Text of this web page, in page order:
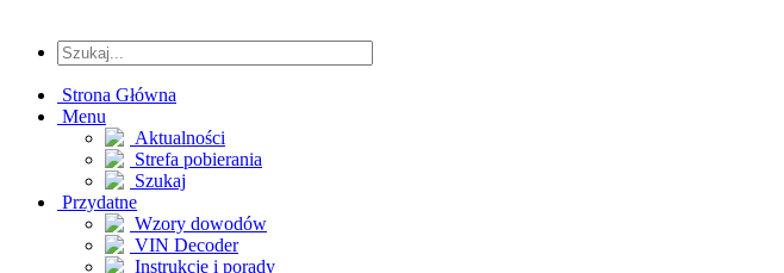
Strona Główna
Menu
Aktualności
Strefa pobierania
Szukaj
Przydatne
Wzory dowodów
VIN Decoder
Instrukcje i porady